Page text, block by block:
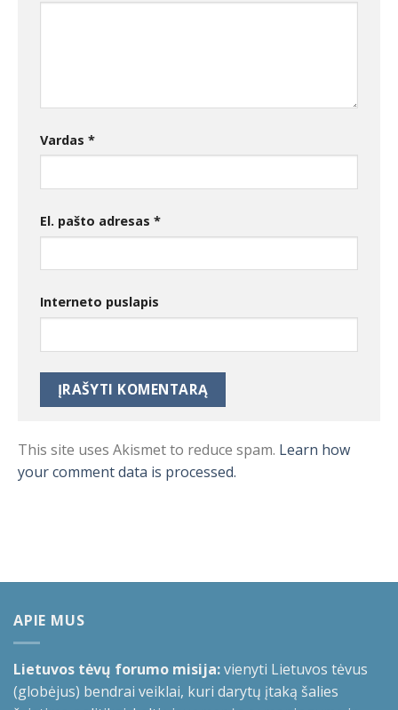
Vardas *
El. pašto adresas *
Interneto puslapis
This site uses Akismet to reduce spam. Learn how
your comment data is processed.
APIE MUS
Lietuvos tėvų forumo misija:vienyti Lietuvos tėvus
(globėjus) bendrai veiklai, kuri darytų įtaką šalies